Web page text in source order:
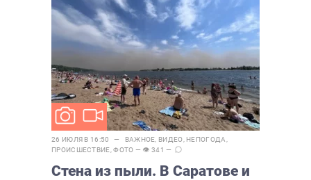
26 ИЮЛЯ В 16:50 — ВАЖНОЕ ВИДЕО НЕПОГОДА
ПРОИСШЕСТВИЕ ,ФОТО — 👁 341 —
Стена из пыли. В Саратове и